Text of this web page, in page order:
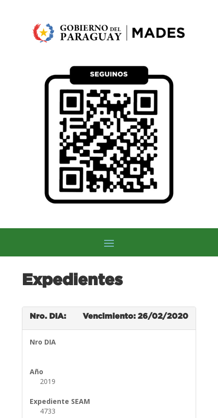
Expedientes
Nro. DIA: Vencimiento: 26/02/2020
Nro DIA
Año
2019
Expediente SEAM
4733